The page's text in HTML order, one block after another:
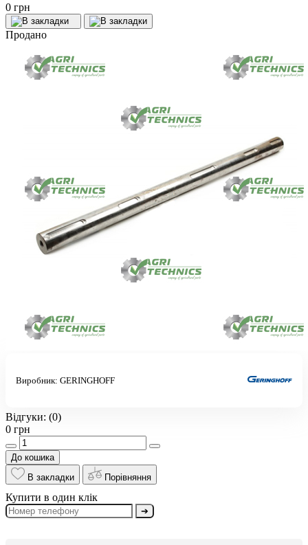
0 грн
Продано
Виробник: GERINGHOFF
Відгуки: (0)
0 грн
До кошика
В закладки
Порівняння
Купити в один клік
➔